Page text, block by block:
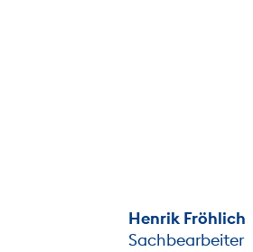
Henrik Fröhlich
Sachbearbeiter